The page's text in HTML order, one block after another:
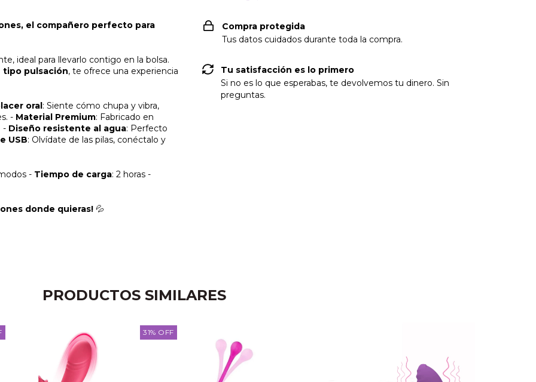
el compañero perfecto para
ideal para llevarlo contigo en la bolsa.
tipo pulsación, te ofrece una experiencia
oral: Siente cómo chupa y vibra,
- Material Premium: Fabricado en
- Diseño resistente al agua: Perfecto
USB: Olvídate de las pilas, conéctalo y
- Tiempo de carga: 2 horas -
donde quieras! 💦
Compra protegida
Tu satisfacción es lo primero
Si no es lo que esperabas, te devolvemos tu dinero. Sin
PRODUCTOS SIMILARES
31% OFF